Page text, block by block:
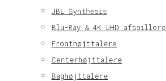
JBL Synthesis
Blu-Ray & 4K UHD afspillere
Fronthøjttalere
Centerhøjttalere
Baghøjttalere